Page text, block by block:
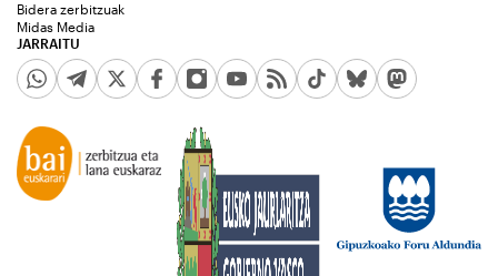
JARRAITU
Bidera zerbitzuak
Midas Media